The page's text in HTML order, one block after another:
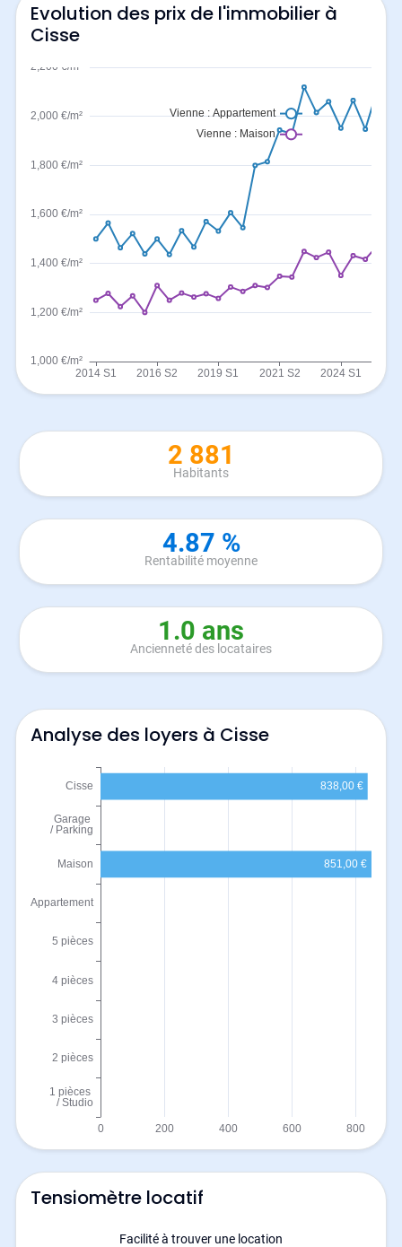
Evolution des prix de l'immobilier à
Cisse
2 881
Habitants
4.87 %
Rentabilité moyenne
1.0 ans
Ancienneté des locataires
Analyse des loyers à Cisse
Tensiomètre locatif
Facilité à trouver une location